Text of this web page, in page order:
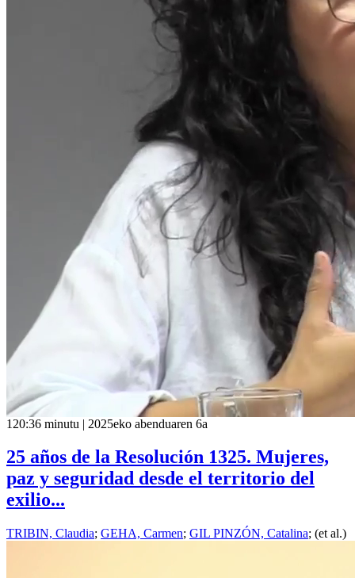
120:36 minutu | 2025eko abenduaren 6a
25 años de la Resolución 1325. Mujeres,
paz y seguridad desde el territorio del
exilio...
TRIBIN, Claudia; GEHA, Carmen; GIL PINZÓN, Catalina; (et al.)